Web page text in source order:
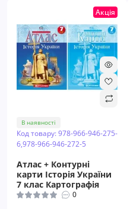
Акція
В наявності
Код товару: 978-966-946-275-
6,978-966-946-272-5
Атлас + Контурні
карти Історія України
7 клас Картографія
0